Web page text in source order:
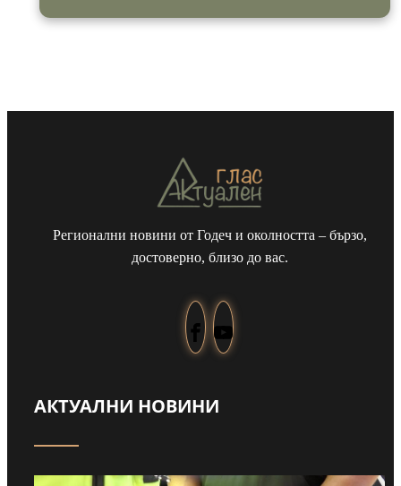
Регионални новини от Годеч и околността – бързо,
достоверно, близо до вас.
АКТУАЛНИ НОВИНИ